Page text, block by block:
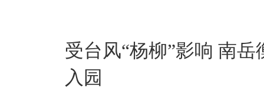
受台风“杨柳”影响 南
入园